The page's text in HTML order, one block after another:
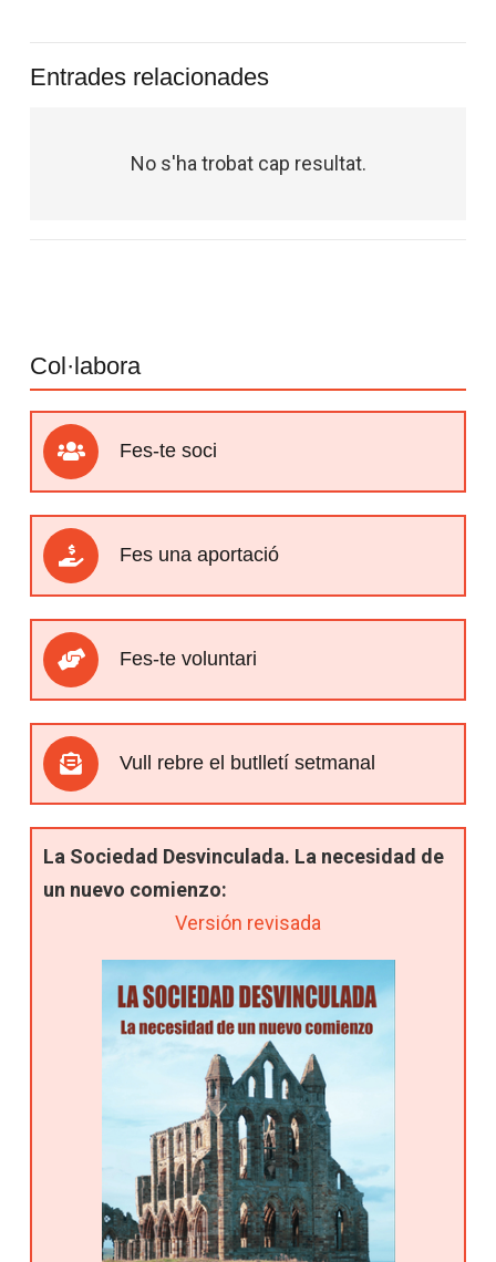
Entrades relacionades
No s'ha trobat cap resultat.
Col·labora
Fes-te soci
Fes una aportació
Fes-te voluntari
Vull rebre el butlletí setmanal
La Sociedad Desvinculada. La necesidad de
un nuevo comienzo:
Versión revisada